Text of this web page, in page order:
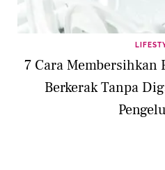
7 Cara Membersihkan
Berkerak Tanpa